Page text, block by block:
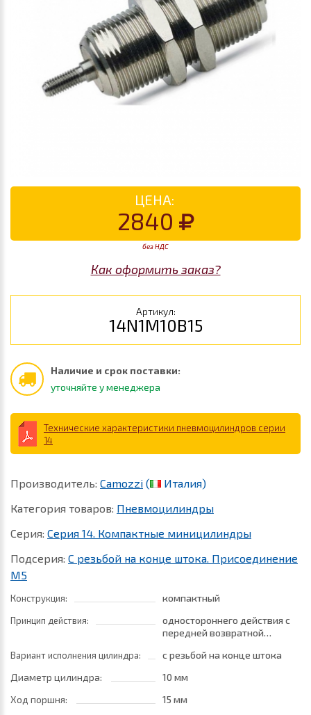
ЦЕНА:
2840
без НДС
Как оформить заказ?
Артикул:
14N1M10B15
Наличие и срок поставки:
уточняйте у менеджера
Технические характеристики пневмоцилиндров серии
14
Производитель: Camozzi (
Италия)
Категория товаров: Пневмоцилиндры
Серия: Серия 14. Компактные миницилиндры
Подсерия: С резьбой на конце штока. Присоединение
М5
Конструкция: компактный
Принцип действия:
одностороннего действия с
передней возвратной
Вариант исполнения цилиндра:
с резьбой на конце штока
Диаметр цилиндра:
10 мм
Ход поршня:
15 мм